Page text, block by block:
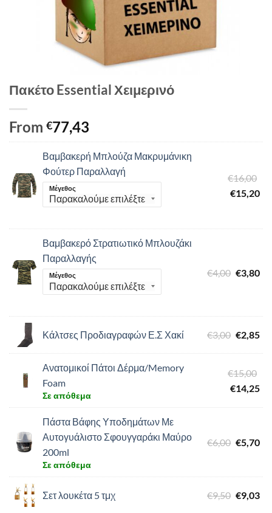
Πακέτο Essential Χειμερινό
From €77,43
Βαμβακερή Μπλούζα Μακρυμάνικη
Φούτερ Παραλλαγή
Μέγεθος
€16,00
€15,20Η
Βαμβακερό Στρατιωτικό Μπλουζάκι
Παραλλαγής
Μέγεθος €4,00 Original
€4,00.
€3,80Η
Κάλτσες Προδιαγραφών Ε.Σ Χακί €3,00 Original
€3,00.
€2,85Η
Ανατομικοί Πάτοι Δέρμα/Memory
Foam
Σε απόθεμα
€15,00
€14,25Η
Πάστα Βάφης Υποδημάτων Με
Αυτογυάλιστο Σφουγγαράκι Μαύρο
200ml
Σε απόθεμα
€6,00 Original
€5,70Η
Σετ λουκέτα 5 τμχ €9,50 Original
€9,03Η